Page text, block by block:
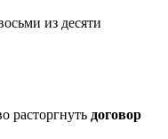
из десяти
расторгнуть договор